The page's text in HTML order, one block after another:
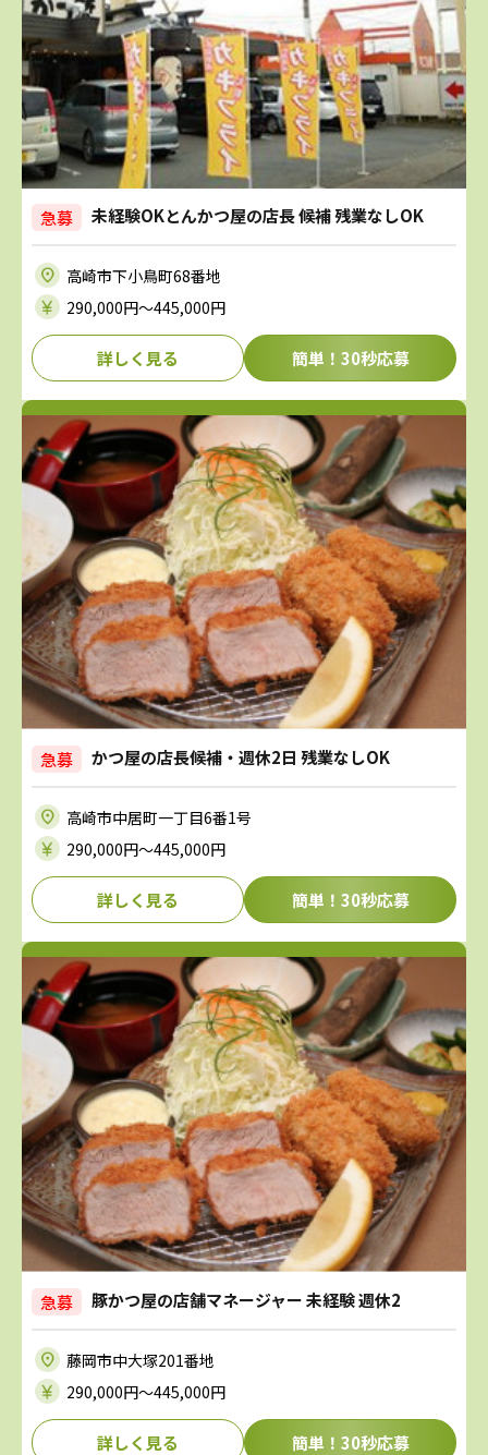
急募 未経験OKとんかつ屋の店長 候補 残業なしOK
高崎市下小鳥町68番地
290,000円〜445,000円
詳しく見る 簡単！30秒応募
急募 かつ屋の店長候補・週休2日 残業なしOK
高崎市中居町一丁目6番1号
290,000円〜445,000円
詳しく見る 簡単！30秒応募
急募 豚かつ屋の店舗マネージャー 未経験 週休2
藤岡市中大塚201番地
290,000円〜445,000円
詳しく見る 簡単！30秒応募